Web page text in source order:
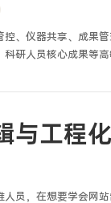
、仪器共享、成果
研人员核心成果等
通、权限分级粗放
务系统开发是融合
，从需求调研、架
性要求，不能照搬市
与工程
员，在想要学会网